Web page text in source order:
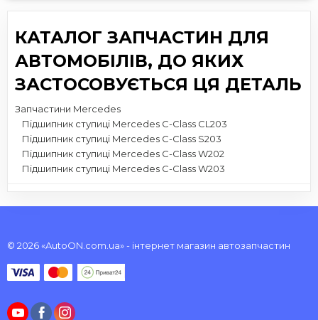
КАТАЛОГ ЗАПЧАСТИН ДЛЯ
АВТОМОБІЛІВ, ДО ЯКИХ
ЗАСТОСОВУЄТЬСЯ ЦЯ ДЕТАЛЬ
Запчастини Mercedes
Підшипник ступиці Mercedes C-Class CL203
Підшипник ступиці Mercedes C-Class S203
Підшипник ступиці Mercedes C-Class W202
Підшипник ступиці Mercedes C-Class W203
© 2026 «AutoON.com.ua» - інтернет магазин автозапчастин